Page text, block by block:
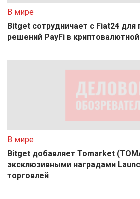
В мире
Bitget сотрудничает с Fiat24 для
решений PayFi в
В мире
Bitget добавляет Tomarket
эксклюзивными наградами
торговлей